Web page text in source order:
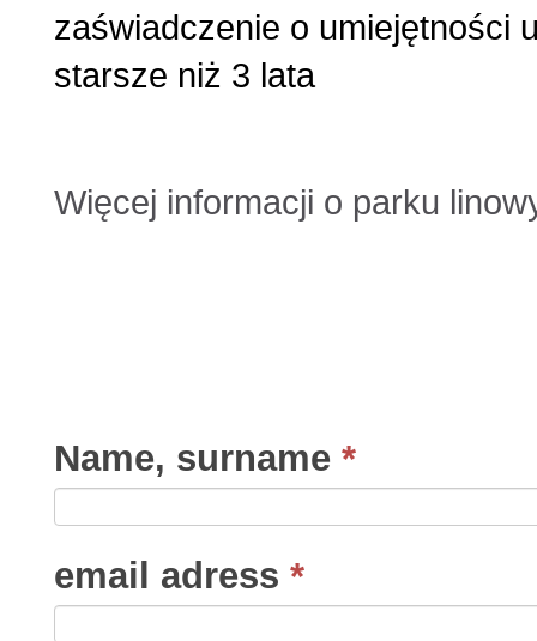
zaświadczenie o umiejętności
starsze niż 3 lata
Więcej informacji o parku
Name, surname *
email adress *